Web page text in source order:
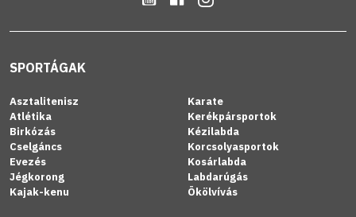
SPORTÁGAK
Asztalitenisz
Atlétika
Birkózás
Cselgáncs
Evezés
Jégkorong
Kajak-kenu
Karate
Kerékpársportok
Kézilabda
Korcsolyasportok
Kosárlabda
Labdarúgás
Ökölvívás